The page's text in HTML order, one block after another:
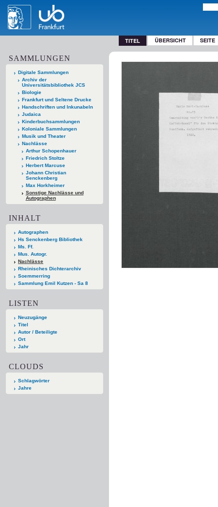
TITEL ÜBERSICHT SEITE
SAMMLUNGEN
Digitale Sammlungen
Archiv der
Universitätsbibliothek JCS
Biologie
Frankfurt und Seltene Drucke
Handschriften und Inkunabeln
Judaica
Kinderbuchsammlungen
Koloniale Sammlungen
Musik und Theater
Nachlässe
Arthur Schopenhauer
Friedrich Stoltze
Herbert Marcuse
Johann Christian
Senckenberg
Max Horkheimer
Sonstige Nachlässe und
Autographen
INHALT
Autographen
Hs Senckenberg Bibliothek
Ms. Ff.
Mus. Autogr.
Nachlässe
Rheinisches Dichterarchiv
Soemmerring
Sammlung Emil Kutzen - Sa 8
LISTEN
Neuzugänge
Titel
Autor / Beteiligte
Ort
Jahr
CLOUDS
Schlagwörter
Jahre